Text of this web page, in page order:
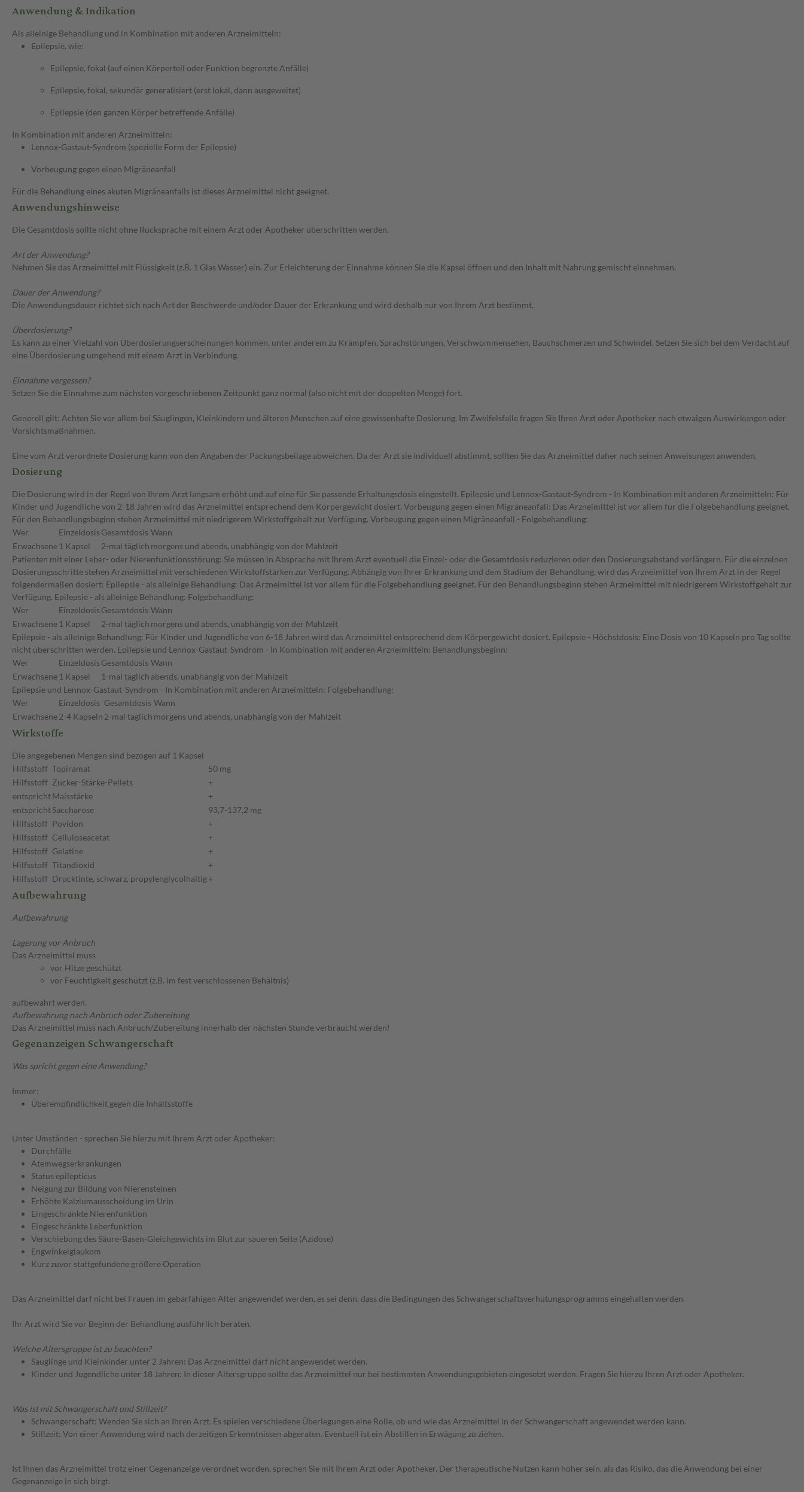
Anwendung & Indikation
Als alleinige Behandlung und in Kombination mit anderen Arzneimitteln:
Epilepsie, wie:
Epilepsie, fokal (auf einen Körperteil oder Funktion begrenzte Anfälle)
Epilepsie, fokal, sekundär generalisiert (erst lokal, dann ausgeweitet)
Epilepsie (den ganzen Körper betreffende Anfälle)
In Kombination mit anderen Arzneimitteln:
Lennox-Gastaut-Syndrom (spezielle Form der Epilepsie)
Vorbeugung gegen einen Migräneanfall
Für die Behandlung eines akuten Migräneanfalls ist dieses Arzneimittel nicht geeignet.
Anwendungshinweise
Die Gesamtdosis sollte nicht ohne Rücksprache mit einem Arzt oder Apotheker überschritten werden.
Art der Anwendung?
Nehmen Sie das Arzneimittel mit Flüssigkeit (z.B. 1 Glas Wasser) ein. Zur Erleichterung der Einnahme können Sie die Kapsel öffnen und den Inhalt mit Nahrung gemischt einnehmen.
Dauer der Anwendung?
Die Anwendungsdauer richtet sich nach Art der Beschwerde und/oder Dauer der Erkrankung und wird deshalb nur von Ihrem Arzt bestimmt.
Überdosierung?
Es kann zu einer Vielzahl von Überdosierungserscheinungen kommen, unter anderem zu Krämpfen, Sprachstörungen, Verschwommensehen, Bauchschmerzen und Schwindel. Setzen Sie sich bei dem Verdacht auf
eine Überdosierung umgehend mit einem Arzt in Verbindung.
Einnahme vergessen?
Setzen Sie die Einnahme zum nächsten vorgeschriebenen Zeitpunkt ganz normal (also nicht mit der doppelten Menge) fort.
Generell gilt: Achten Sie vor allem bei Säuglingen, Kleinkindern und älteren Menschen auf eine gewissenhafte Dosierung. Im Zweifelsfalle fragen Sie Ihren Arzt oder Apotheker nach etwaigen Auswirkungen oder
Vorsichtsmaßnahmen.
Eine vom Arzt verordnete Dosierung kann von den Angaben der Packungsbeilage abweichen. Da der Arzt sie individuell abstimmt, sollten Sie das Arzneimittel daher nach seinen Anweisungen anwenden.
Dosierung
Die Dosierung wird in der Regel von Ihrem Arzt langsam erhöht und auf eine für Sie passende Erhaltungsdosis eingestellt. Epilepsie und Lennox-Gastaut-Syndrom - In Kombination mit anderen Arzneimitteln: Für
Kinder und Jugendliche von 2-18 Jahren wird das Arzneimittel entsprechend dem Körpergewicht dosiert. Vorbeugung gegen einen Migräneanfall: Das Arzneimittel ist vor allem für die Folgebehandlung geeignet.
Für den Behandlungsbeginn stehen Arzneimittel mit niedrigerem Wirkstoffgehalt zur Verfügung. Vorbeugung gegen einen Migräneanfall - Folgebehandlung:
Wer
Einzeldosis Gesamtdosis Wann
Erwachsene 1 Kapsel 2-mal täglich morgens und abends, unabhängig von der Mahlzeit
Patienten mit einer Leber- oder Nierenfunktionsstörung: Sie müssen in Absprache mit Ihrem Arzt eventuell die Einzel- oder die Gesamtdosis reduzieren oder den Dosierungsabstand verlängern. Für die einzelnen
Dosierungsschritte stehen Arzneimittel mit verschiedenen Wirkstoffstärken zur Verfügung. Abhängig von Ihrer Erkrankung und dem Stadium der Behandlung, wird das Arzneimittel von Ihrem Arzt in der Regel
folgendermaßen dosiert: Epilepsie - als alleinige Behandlung: Das Arzneimittel ist vor allem für die Folgebehandlung geeignet. Für den Behandlungsbeginn stehen Arzneimittel mit niedrigerem Wirkstoffgehalt zur
Verfügung. Epilepsie - als alleinige Behandlung: Folgebehandlung:
Wer
Einzeldosis Gesamtdosis Wann
Erwachsene 1 Kapsel 2-mal täglich morgens und abends, unabhängig von der Mahlzeit
Epilepsie - als alleinige Behandlung: Für Kinder und Jugendliche von 6-18 Jahren wird das Arzneimittel entsprechend dem Körpergewicht dosiert. Epilepsie - Höchstdosis: Eine Dosis von 10 Kapseln pro Tag sollte
nicht überschritten werden. Epilepsie und Lennox-Gastaut-Syndrom - In Kombination mit anderen Arzneimitteln: Behandlungsbeginn:
Wer
Einzeldosis Gesamtdosis Wann
Erwachsene 1 Kapsel 1-mal täglich abends, unabhängig von der Mahlzeit
Epilepsie und Lennox-Gastaut-Syndrom - In Kombination mit anderen Arzneimitteln: Folgebehandlung:
Wer
Einzeldosis Gesamtdosis Wann
Erwachsene2-4 Kapseln 2-mal täglich morgens und abends, unabhängig von der Mahlzeit
Wirkstoffe
Die angegebenen Mengen sind bezogen auf 1 Kapsel
Hilfsstoff Topiramat
50 mg
Hilfsstoff Zucker-Stärke-Pellets
+
entsprichtMaisstärke
+
entsprichtSaccharose
93,7-137,2 mg
Hilfsstoff Povidon
+
Hilfsstoff Celluloseacetat
+
Hilfsstoff Gelatine
+
Hilfsstoff Titandioxid
+
Hilfsstoff Drucktinte, schwarz, propylenglycolhaltig+
Aufbewahrung
Aufbewahrung
Lagerung vor Anbruch
Das Arzneimittel muss
vor Hitze geschützt
vor Feuchtigkeit geschützt (z.B. im fest verschlossenen Behältnis)
aufbewahrt werden.
Aufbewahrung nach Anbruch oder Zubereitung
Das Arzneimittel muss nach Anbruch/Zubereitung innerhalb der nächsten Stunde verbraucht werden!
Gegenanzeigen Schwangerschaft
Was spricht gegen eine Anwendung?
Immer:
Überempfindlichkeit gegen die Inhaltsstoffe
Unter Umständen - sprechen Sie hierzu mit Ihrem Arzt oder Apotheker:
Durchfälle
Atemwegserkrankungen
Status epilepticus
Neigung zur Bildung von Nierensteinen
Erhöhte Kalziumausscheidung im Urin
Eingeschränkte Nierenfunktion
Eingeschränkte Leberfunktion
Verschiebung des Säure-Basen-Gleichgewichts im Blut zur saueren Seite (Azidose)
Engwinkelglaukom
Kurz zuvor stattgefundene größere Operation
Das Arzneimittel darf nicht bei Frauen im gebärfähigen Alter angewendet werden, es sei denn, dass die Bedingungen des Schwangerschaftsverhütungsprogramms eingehalten werden.
Ihr Arzt wird Sie vor Beginn der Behandlung ausführlich beraten.
Welche Altersgruppe ist zu beachten?
Säuglinge und Kleinkinder unter 2 Jahren: Das Arzneimittel darf nicht angewendet werden.
Kinder und Jugendliche unter 18 Jahren: In dieser Altersgruppe sollte das Arzneimittel nur bei bestimmten Anwendungsgebieten eingesetzt werden. Fragen Sie hierzu Ihren Arzt oder Apotheker.
Was ist mit Schwangerschaft und Stillzeit?
Schwangerschaft: Wenden Sie sich an Ihren Arzt. Es spielen verschiedene Überlegungen eine Rolle, ob und wie das Arzneimittel in der Schwangerschaft angewendet werden kann.
Stillzeit: Von einer Anwendung wird nach derzeitigen Erkenntnissen abgeraten. Eventuell ist ein Abstillen in Erwägung zu ziehen.
Ist Ihnen das Arzneimittel trotz einer Gegenanzeige verordnet worden, sprechen Sie mit Ihrem Arzt oder Apotheker. Der therapeutische Nutzen kann höher sein, als das Risiko, das die Anwendung bei einer
Gegenanzeige in sich birgt.